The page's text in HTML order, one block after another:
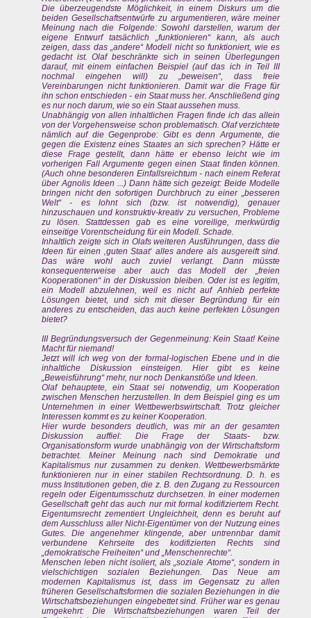
Die überzeugendste Möglichkeit, in einem Diskurs um die
beiden Gesellschaftsentwürfe zu argumentieren, wäre meiner
Meinung nach die Folgende: Sowohl darstellen, warum der
eigene Entwurf tatsächlich „funktionieren“ kann, als auch
zeigen, dass das „andere“ Modell nicht so funktioniert, wie es
gedacht ist. Olaf beschränkte sich in seinen Überlegungen
darauf, mit einem einfachen Beispiel (auf das ich in Teil III
nochmal eingehen will) zu „beweisen“, dass freie
Vereinbarungen nicht funktionieren. Damit war die Frage für
ihn schon entschieden - ein Staat muss her. Anschließend ging
es nur noch darum, wie so ein Staat aussehen muss.
Unabhängig von allen inhaltlichen Fragen finde ich das allein
von der Vorgehensweise schon problematisch. Olaf verzichtete
nämlich auf die Gegenprobe: Gibt es denn Argumente, die
gegen die Existenz eines Staates an sich sprechen? Hätte er
diese Frage gestellt, dann hätte er ebenso leicht wie im
vorherigen Fall Argumente gegen einen Staat finden können.
(Auch ohne besonderen Einfallsreichtum - nach einem Referat
über Agnolis Ideen ...) Dann hätte sich gezeigt: Beide Modelle
bringen nicht den sofortigen Durchbruch zu einer „besseren
Welt“ - es lohnt sich (bzw. ist notwendig), genauer
hinzuschauen und konstruktiv-kreativ zu versuchen, Probleme
zu lösen. Stattdessen gab es eine voreilige, merkwürdig
einseitige Vorentscheidung für ein Modell. Schade.
Inhaltlich zeigte sich in Olafs weiteren Ausführungen, dass die
Ideen für einen ‚guten Staat‘ alles andere als ausgereift sind.
Das wäre wohl auch zuviel verlangt. Dann müsste
konsequenterweise aber auch das Modell der „freien
Kooperationen“ in der Diskussion bleiben. Oder ist es legitim,
ein Modell abzulehnen, weil es nicht auf Anhieb perfekte
Lösungen bietet, und sich mit dieser Begründung für ein
anderes zu entscheiden, das auch keine perfekten Lösungen
bietet?
III Begründungsversuch der Gegenmeinung: Kein Staat! Keine
Macht für niemand!
Jetzt will ich weg von der formal-logischen Ebene und in die
inhaltliche Diskussion einsteigen. Hier gibt es keine
„Beweisführung“ mehr, nur noch Denkanstöße und Ideen.
Olaf behauptete, ein Staat sei notwendig, um Kooperation
zwischen Menschen herzustellen. In dem Beispiel ging es um
Unternehmen in einer Wettbewerbswirtschaft. Trotz gleicher
Interessen kommt es zu keiner Kooperation.
Hier wurde besonders deutlich, was mir an der gesamten
Diskussion auffiel: Die Frage der Staats- bzw.
Organisationsform wurde unabhängig von der Wirtschaftsform
betrachtet. Meiner Meinung nach sind Demokratie und
Kapitalismus nur zusammen zu denken. Wettbewerbsmärkte
funktionieren nur in einer stabilen Rechtsordnung. D. h. es
muss Institutionen geben, die z. B. den Zugang zu Ressourcen
regeln oder Eigentumsschutz durchsetzen. In einer modernen
Gesellschaft geht das auch nur mit formal kodifiziertem Recht.
Eigentumsrecht zementiert Ungleichheit, denn es beruht auf
dem Ausschluss aller Nicht-Eigentümer von der Nutzung eines
Gutes. Die angenehmer klingende, aber untrennbar damit
verbundene Kehrseite des kodifizierten Rechts sind
„demokratische Freiheiten“ und „Menschenrechte“.
Menschen leben nicht isoliert, als „soziale Atome“, sondern in
vielschichtigen sozialen Beziehungen. Das Neue am
modernen Kapitalismus ist, dass im Gegensatz zu allen
früheren Gesellschaftsformen die sozialen Beziehungen in die
Wirtschaftsbeziehungen eingebettet sind. Früher war es genau
umgekehrt: Die Wirtschaftsbeziehungen waren Teil der